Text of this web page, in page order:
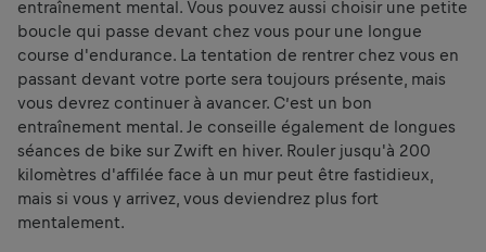
entraînement mental. Vous pouvez aussi choisir une petite
boucle qui passe devant chez vous pour une longue
course d'endurance. La tentation de rentrer chez vous en
passant devant votre porte sera toujours présente, mais
vous devrez continuer à avancer. C’est un bon
entraînement mental. Je conseille également de longues
séances de bike sur Zwift en hiver. Rouler jusqu'à 200
kilomètres d'affilée face à un mur peut être fastidieux,
mais si vous y arrivez, vous deviendrez plus fort
mentalement.